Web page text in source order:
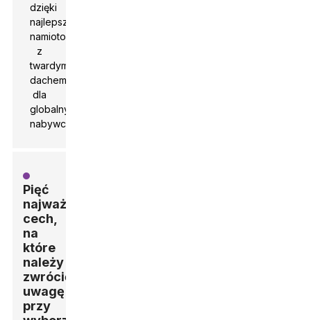
Pięć
najważniejszych
cech,
na
które
należy
zwrócić
uwagę
przy